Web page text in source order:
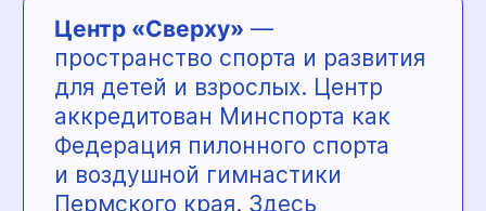
уверенность, концентрацию
и успехи в учебе.
2. Взрослому —
стрессоустойчивость, хороший
сон, память и энергоресурс.
Преимущества центра
«Томатис»:
— уникальное оборудование